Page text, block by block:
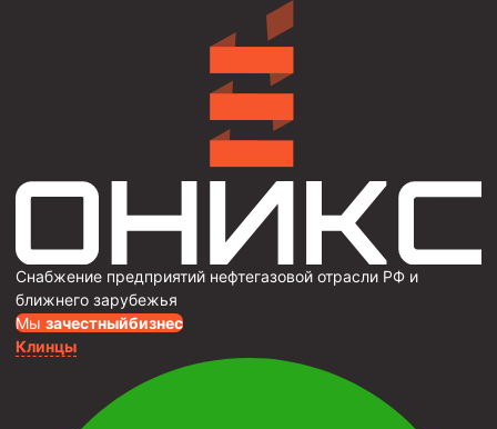
Снабжение предприятий нефтегазовой отрасли РФ и
ближнего зарубежья
Мы зачестныйбизнес
Клинцы